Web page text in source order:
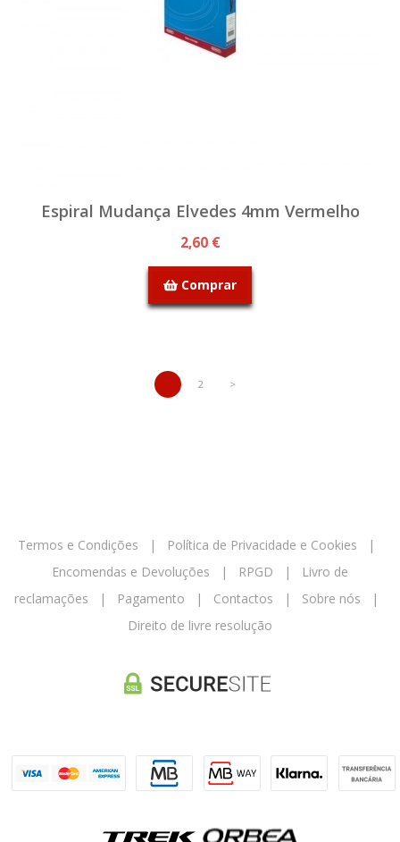
Espiral Mudança Elvedes 4mm Vermelho
2,60 €
Comprar
2 >
Termos e Condições | Política de Privacidade e Cookies |
Encomendas e Devoluções | RPGD |
Livro de
reclamações | Pagamento | Contactos | Sobre nós |
Direito de livre resolução